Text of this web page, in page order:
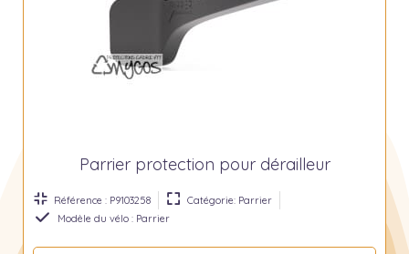
Parrier protection pour dérailleur
Référence : P9103258
Catégorie: Parrier
Modèle du vélo : Parrier